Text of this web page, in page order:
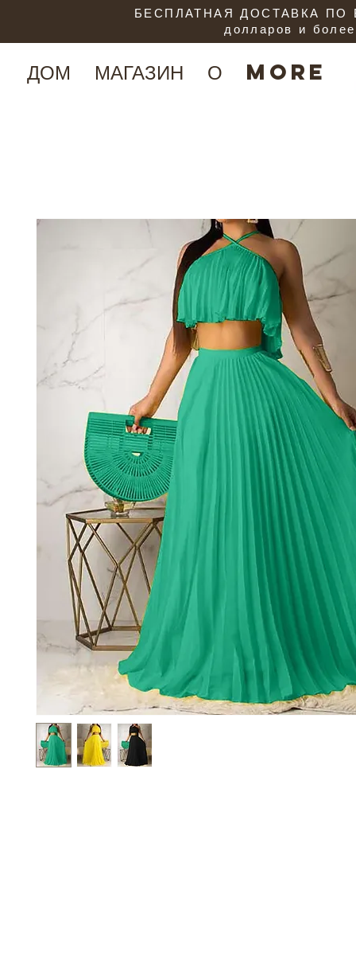
ДОМ МАГАЗИН О More
БЕСПЛАТНАЯ ДОСТАВКА ПО
долларов и